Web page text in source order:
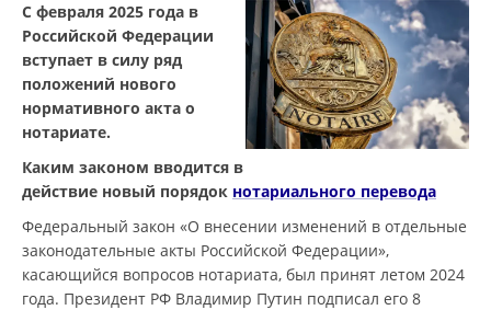
С февраля 2025 года в
Российской Федерации
вступает в силу ряд
положений нового
нормативного акта о
нотариате.
Каким законом вводится в
действие новый порядок нотариального перевода
Федеральный закон «О внесении изменений в отдельные
законодательные акты Российской Федерации»,
касающийся вопросов нотариата, был принят летом 2024
года. Президент РФ Владимир Путин подписал его 8